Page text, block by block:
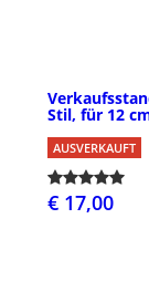
Stil, für 12
AUSVERKAUFT
€ 17,00